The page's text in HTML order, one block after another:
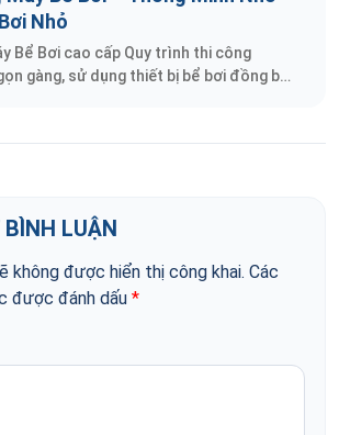
Nhỏ
Bể Bơi cao cấp Quy trình thi công
gàng, sử dụng thiết bị bể bơi đồng bộ.
LUẬN
không được hiển thị công khai. Các
được đánh dấu *